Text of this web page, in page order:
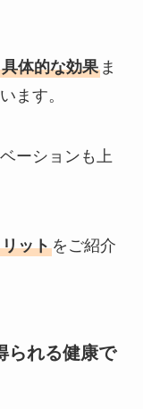
具体的な効果ま
ます。
ーションも上
ットをご紹介
られる健康で